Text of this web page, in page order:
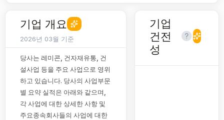
기업 개요
2026년 03월 기준
당사는 레미콘, 건자재유통, 건
설사업 등을 주요 사업으로 영위
하고 있습니다. 당사의 사업부문
별 요약 실적은 아래와 같으며,
각 사업에 대한 상세한 사항 및
주요종속회사들의 사업에 대한
기업
건전
성